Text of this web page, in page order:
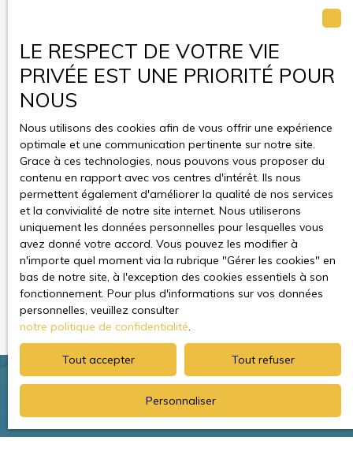
conformément au RGPD. Si vous ne souhaitez pas faire
l'objet de prospection commerciale par voie
téléphonique, vous pouvez vous inscrire gratuitement
sur la liste d'opposition au démarchage téléphonique,
prévu par l'article L223-1 du code de la consommation,
sur le site Internet www.bloctel.gouv.fr ou par courrier
adressé à :
Société Worldline, Service Bloctel, CS 61311, 41013
BLOIS CEDEX.
Pour en savoir plus sur le traitement de vos données
personnelles, veuillez consulter notrepolitique de
confidentialité.
Recevoir des annonces
Je recherche un bien
Vente appartement Le Plessis-Robinson (92350)
LE RESPECT DE VOTRE VIE
PRIVÉE EST UNE PRIORITÉ POUR
NOUS
Nous utilisons des cookies afin de vous offrir une expérience
optimale et une communication pertinente sur notre site.
Grace à ces technologies, nous pouvons vous proposer du
contenu en rapport avec vos centres d'intérêt. Ils nous
permettent également d'améliorer la qualité de nos services
et la convivialité de notre site internet. Nous utiliserons
uniquement les données personnelles pour lesquelles vous
avez donné votre accord. Vous pouvez les modifier à
n'importe quel moment via la rubrique ″Gérer les cookies″ en
bas de notre site, à l'exception des cookies essentiels à son
fonctionnement. Pour plus d'informations sur vos données
personnelles, veuillez consulter
notre politique de confidentialité.
Tout accepter Tout refuser
Personnaliser